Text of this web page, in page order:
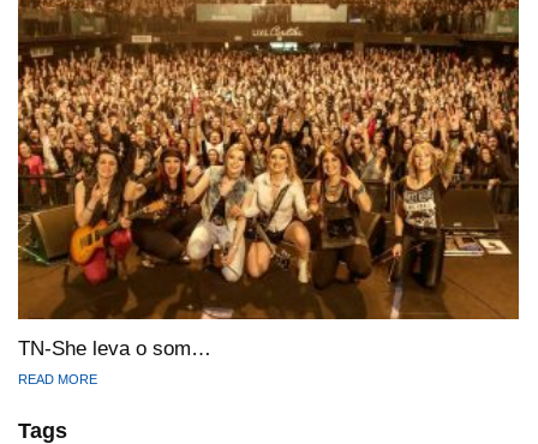
TN-She leva o som…
READ MORE
Tags